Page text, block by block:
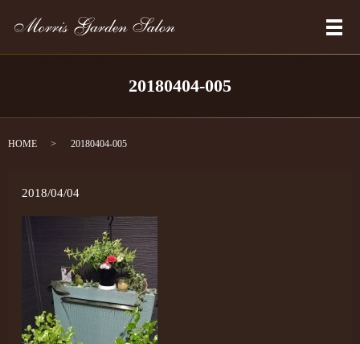
メ
20180404-005
HOME 20180404-005
2018/04/04